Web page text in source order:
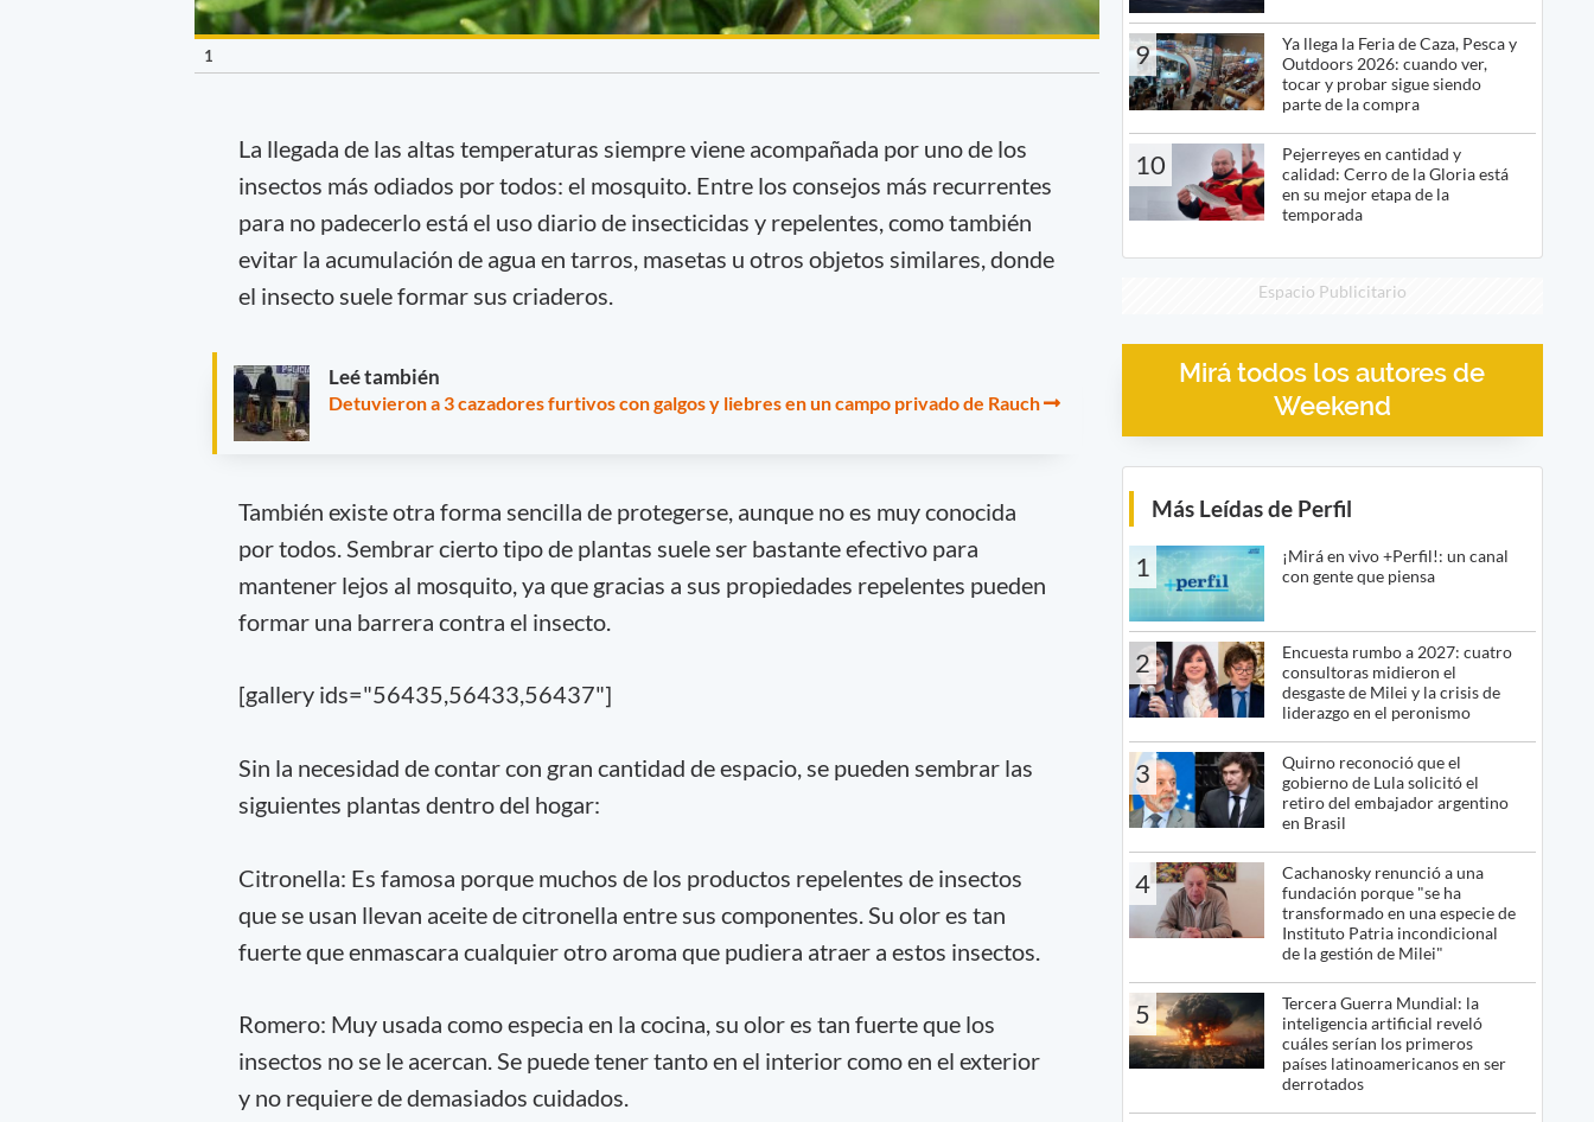
1
La llegada de las altas temperaturas siempre viene acompañada por uno de los
insectos más odiados por todos: el mosquito. Entre los consejos más recurrentes
para no padecerlo está el uso diario de insecticidas y repelentes, como también
evitar la acumulación de agua en tarros, masetas u otros objetos similares, donde
el insecto suele formar sus criaderos.
Leé también
Detuvieron a 3 cazadores furtivos con galgos y liebres en un campo privado de Rauch
También existe otra forma sencilla de protegerse, aunque no es muy conocida
por todos. Sembrar cierto tipo de plantas suele ser bastante efectivo para
mantener lejos al mosquito, ya que gracias a sus propiedades repelentes pueden
formar una barrera contra el insecto.
[gallery ids="56435,56433,56437"]
Sin la necesidad de contar con gran cantidad de espacio, se pueden sembrar las
siguientes plantas dentro del hogar:
Citronella: Es famosa porque muchos de los productos repelentes de insectos
que se usan llevan aceite de citronella entre sus componentes. Su olor es tan
fuerte que enmascara cualquier otro aroma que pudiera atraer a estos insectos.
Romero: Muy usada como especia en la cocina, su olor es tan fuerte que los
insectos no se le acercan. Se puede tener tanto en el interior como en el exterior
y no requiere de demasiados cuidados.
9
Ya llega la Feria de Caza, Pesca y
Outdoors 2026: cuando ver,
tocar y probar sigue siendo
parte de la compra
10
Pejerreyes en cantidad y
calidad: Cerro de la Gloria está
en su mejor etapa de la
temporada
Espacio Publicitario
Mirá todos los autores de
Weekend
Más Leídas de Perfil
1
¡Mirá en vivo +Perfil!: un canal
con gente que piensa
2
Encuesta rumbo a 2027: cuatro
consultoras midieron el
desgaste de Milei y la crisis de
liderazgo en el peronismo
3
Quirno reconoció que el
gobierno de Lula solicitó el
retiro del embajador argentino
en Brasil
4
Cachanosky renunció a una
fundación porque "se ha
transformado en una especie de
Instituto Patria incondicional
de la gestión de Milei"
5
Tercera Guerra Mundial: la
inteligencia artificial reveló
cuáles serían los primeros
países latinoamericanos en ser
derrotados